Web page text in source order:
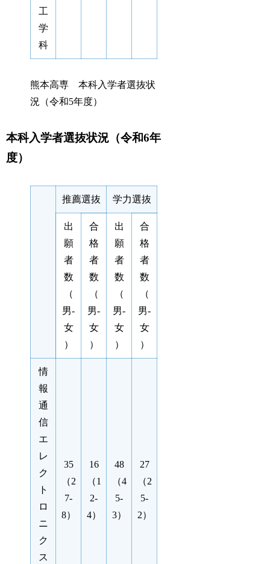
工
学
科
熊本高専 本科入学者選抜状
況（令和5年度）
本科入学者選抜状況（令和6年
度）
推薦選抜 学力選抜
出
願
者
数
（
男-
女
）
合
格
者
数
（
男-
女
）
出
願
者
数
（
男-
女
）
合
格
者
数
（
男-
女
）
情
報
通
信
エ
レ
ク
ト
ロ
ニ
ク
ス
35
（2
7-
8）
16
（1
2-
4）
48
（4
5-
3）
27
（2
5-
2）